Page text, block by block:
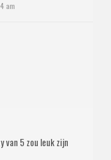
am
van 5 zou leuk zijn